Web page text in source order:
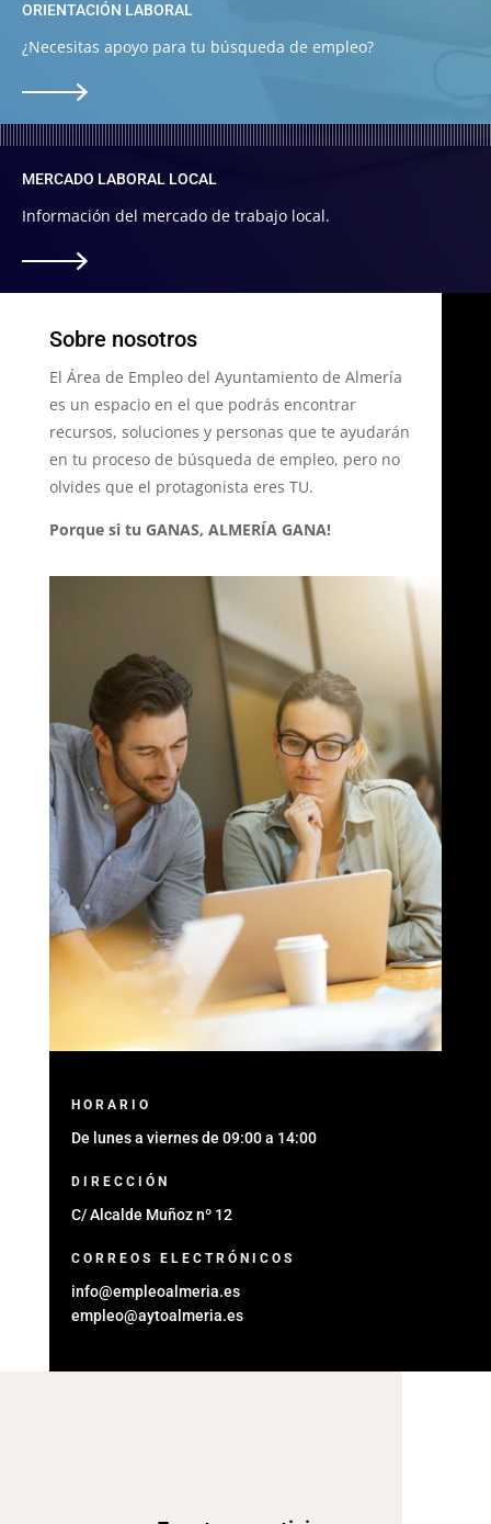
ORIENTACIÓN LABORAL
¿Necesitas apoyo para tu búsqueda de empleo?
MERCADO LABORAL LOCAL
Información del mercado de trabajo local.
Sobre nosotros
El Área de Empleo del Ayuntamiento de Almería
es un espacio en el que podrás encontrar
recursos, soluciones y personas que te ayudarán
en tu proceso de búsqueda de empleo, pero no
olvides que el protagonista eres TU.
Porque si tu GANAS, ALMERÍA GANA!
HORARIO
De lunes a viernes de 09:00 a 14:00
DIRECCIÓN
C/ Alcalde Muñoz nº 12
CORREOS ELECTRÓNICOS
info@empleoalmeria.es
empleo@aytoalmeria.es